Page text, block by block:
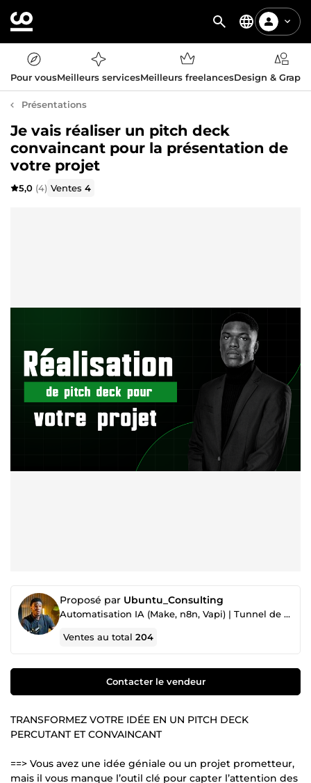
Pour vousMeilleurs servicesMeilleurs freelancesDesign &
Présentations
Je vais réaliser un pitch deck
convaincant pour la présentation de
votre projet
5,0 (4) Ventes4
Proposé par Ubuntu_Consulting
Automatisation IA (Make, n8n, Vapi) | Tunnel de vente| Dev Full Stack| Email marketing Klaviyo
Ventes au total204
Contacter le vendeur
TRANSFORMEZ VOTRE IDÉE EN UN PITCH DECK
PERCUTANT ET CONVAINCANT
==> Vous avez une idée géniale ou un projet prometteur,
mais il vous manque l’outil clé pour capter l’attention des